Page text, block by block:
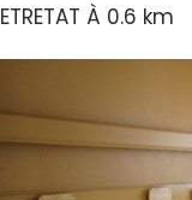
ETRETAT À 0.6 km